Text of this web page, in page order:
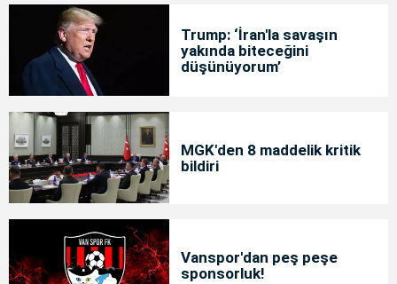
Trump: ‘İran'la savaşın
yakında biteceğini
düşünüyorum’
MGK'den 8 maddelik kritik
bildiri
Vanspor'dan peş peşe
sponsorluk!